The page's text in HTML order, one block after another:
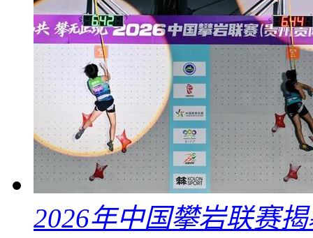
2026年中国攀岩联赛